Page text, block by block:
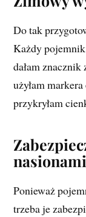
Do tak
Każdy
dałam
użyłam
przykryłam
nasionami
Ponieważ
trzeba je